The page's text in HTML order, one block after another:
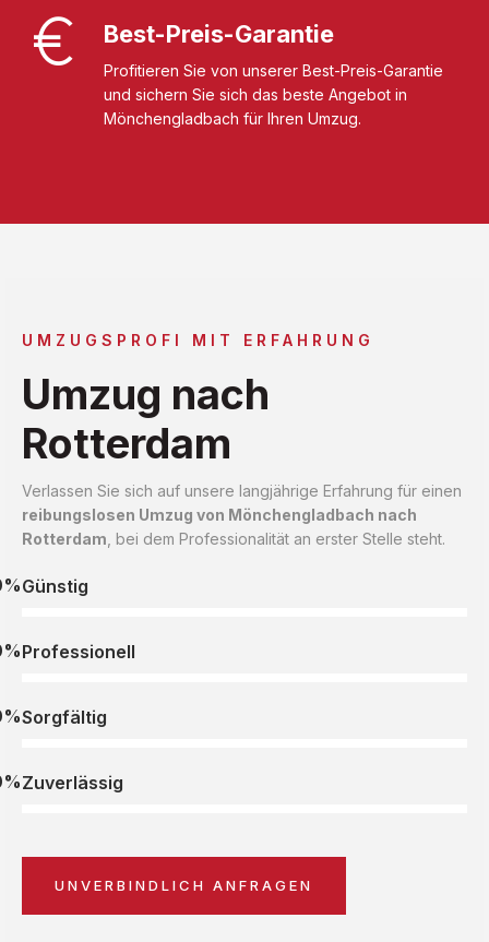
Best-Preis-Garantie
Profitieren Sie von unserer Best-Preis-Garantie
und sichern Sie sich das beste Angebot in
Mönchengladbach für Ihren Umzug.
UMZUGSPROFI MIT ERFAHRUNG
Umzug nach
Rotterdam
Verlassen Sie sich auf unsere langjährige Erfahrung für einen
reibungslosen Umzug von Mönchengladbach nach
Rotterdam , bei dem Professionalität an erster Stelle steht.
Günstig
Professionell
Sorgfältig
Zuverlässig
UNVERBINDLICH ANFRAGEN